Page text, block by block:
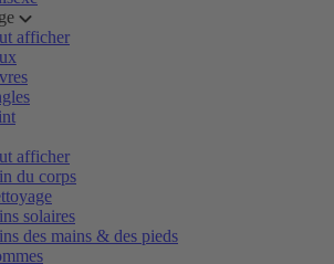
afficher
afficher
du corps
solaires
des mains & des pieds